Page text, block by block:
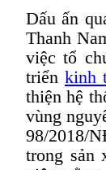
Dấu ấn
Thanh
việc tổ
triển kinh
thiện hệ
vùng
98/2018/
trong sản